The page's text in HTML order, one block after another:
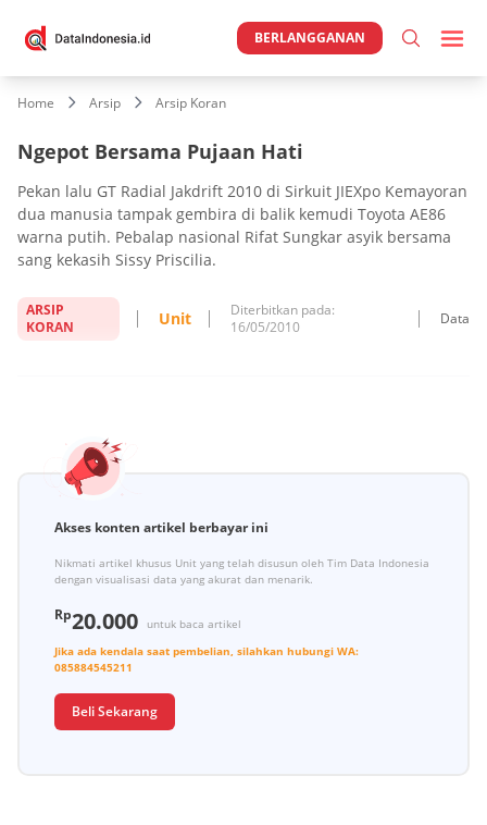
BERLANGGANAN
Home Arsip Arsip Koran
Ngepot Bersama Pujaan Hati
Pekan lalu GT Radial Jakdrift 2010 di Sirkuit JIEXpo Kemayoran
dua manusia tampak gembira di balik kemudi Toyota AE86
warna putih. Pebalap nasional Rifat Sungkar asyik bersama
sang kekasih Sissy Priscilia.
ARSIP
KORAN
Unit
Diterbitkan pada:
16/05/2010
Data
Akses konten artikel berbayar ini
Nikmati artikel khusus Unit yang telah disusun oleh Tim Data Indonesia
dengan visualisasi data yang akurat dan menarik.
Rp20.000
untuk baca artikel
Jika ada kendala saat pembelian, silahkan hubungi WA:
085884545211
Beli Sekarang